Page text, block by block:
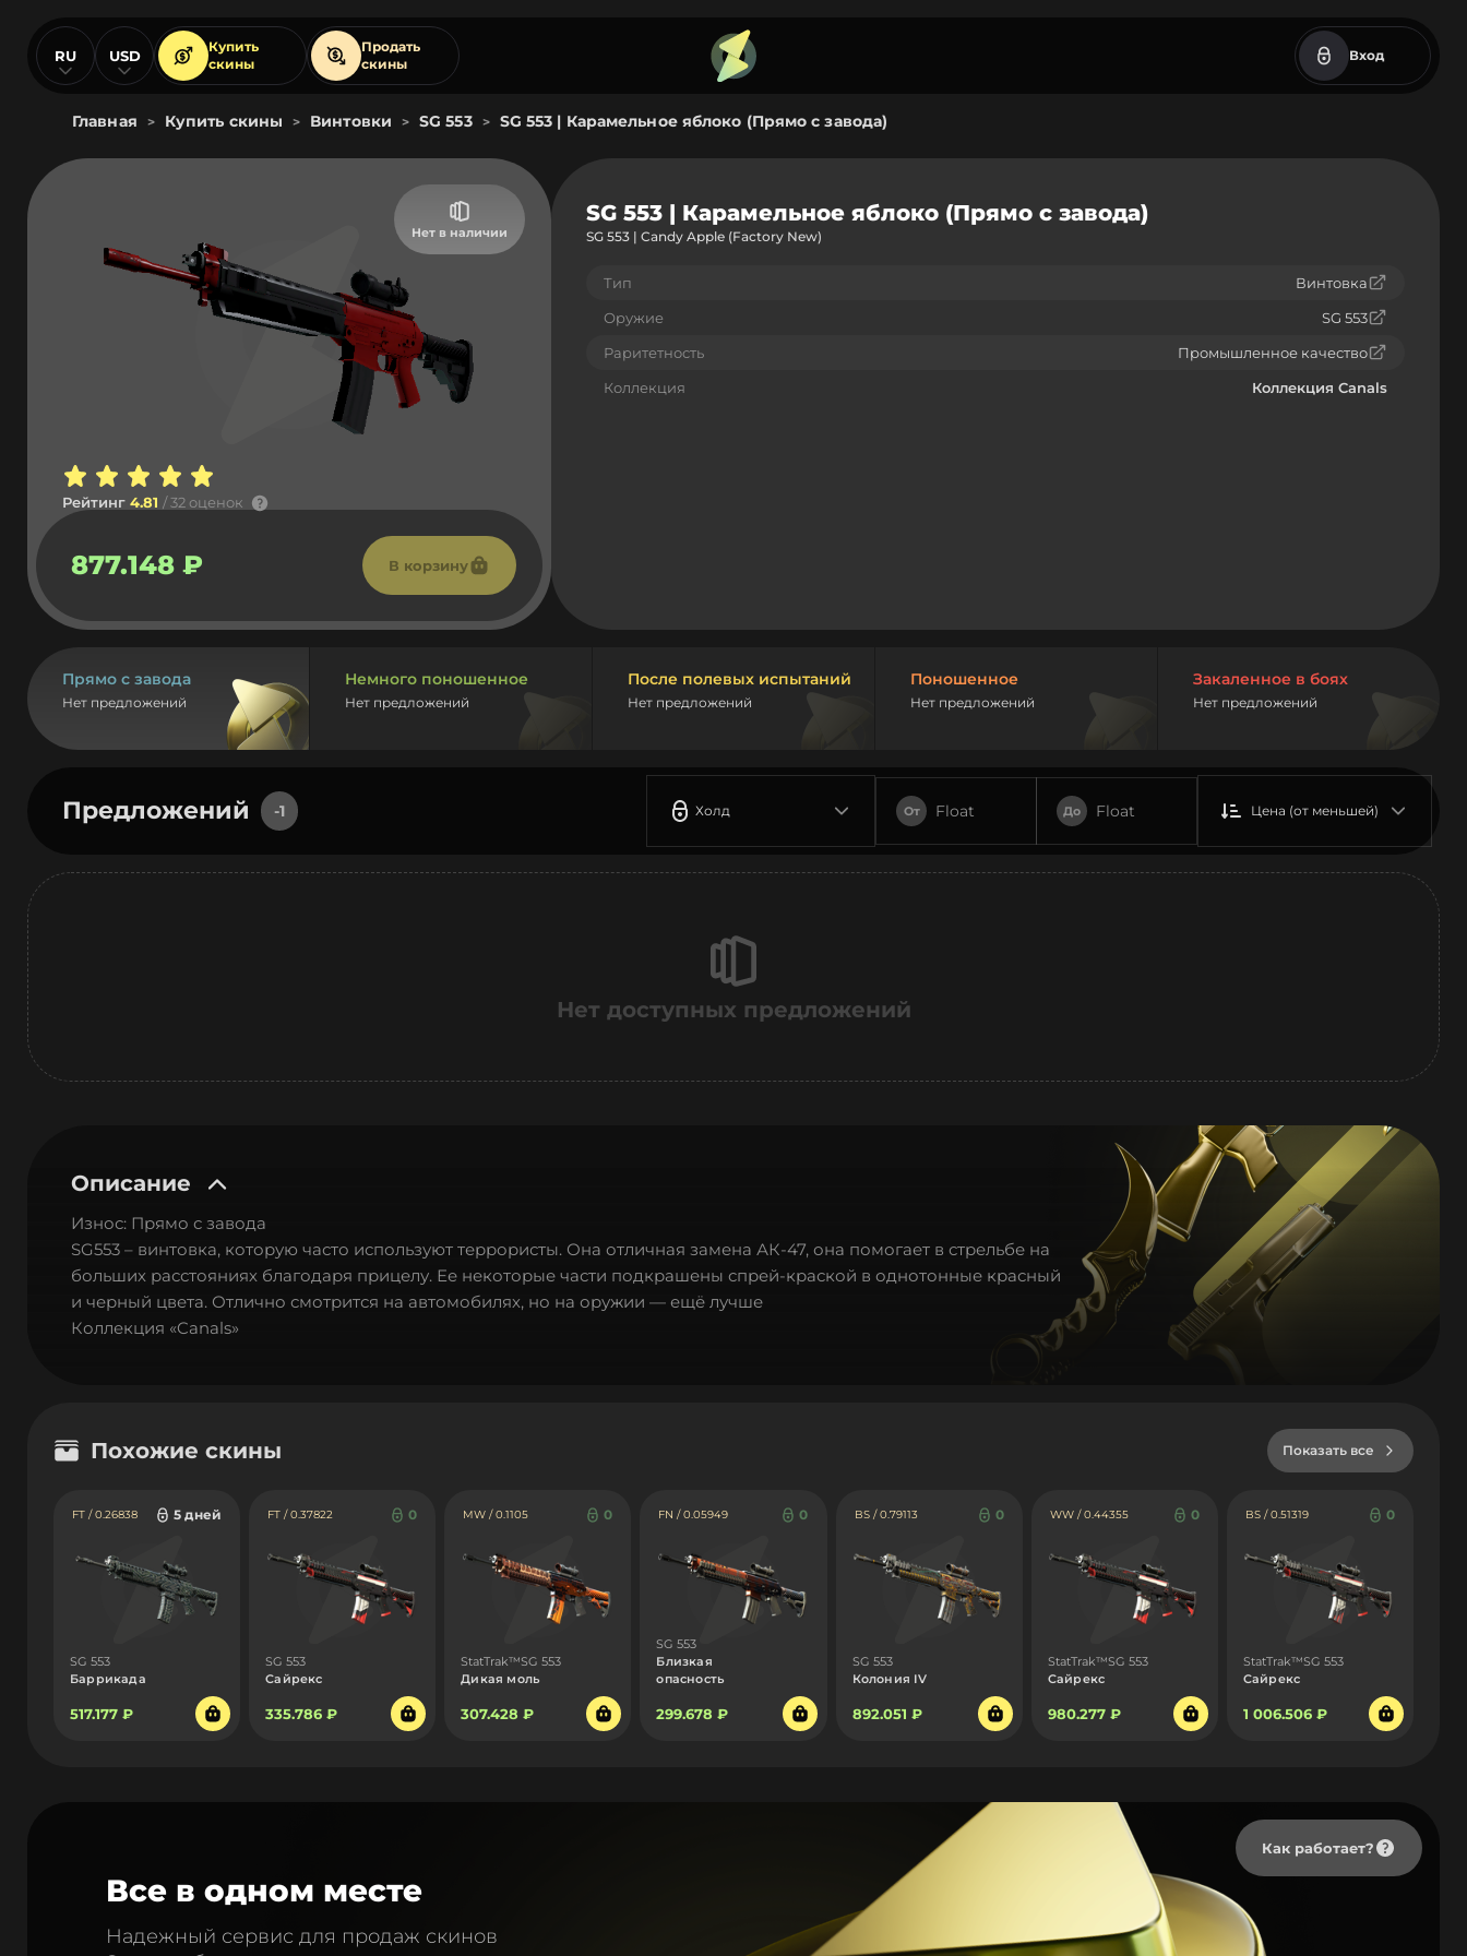
RU USD
Купить
скины
Продать
скины
Вход
Главная > Купить скины > Винтовки > SG 553 > SG 553 | Карамельное яблоко (Прямо с завода)
Нет в наличии
Рейтинг 4.81 / 32 оценок
877.148 ₽ В корзину
SG 553 | Карамельное яблоко (Прямо с завода)
SG 553 | Candy Apple (Factory New)
Тип
Винтовка
Оружие
SG 553
Раритетность
Промышленное качество
Коллекция
Коллекция Canals
Прямо с завода
Нет предложений
Немного поношенное
Нет предложений
После полевых испытаний
Нет предложений
Поношенное
Нет предложений
Закаленное в боях
Нет предложений
Предложений -1 Холд От Float До Float Цена (от меньшей)
Нет доступных предложений
Описание
Износ: Прямо с завода
SG553 – винтовка, которую часто используют террористы. Она отличная замена АК-47, она помогает в стрельбе на
больших расстояниях благодаря прицелу. Ее некоторые части подкрашены спрей-краской в однотонные красный
и черный цвета. Отлично смотрится на автомобилях, но на оружии — ещё лучше
Коллекция «Canals»
Похожие скины Показать все
FT / 0.26838 5 дней
SG 553
Баррикада
517.177 ₽
FT / 0.37822 0
SG 553
Сайрекс
335.786 ₽
MW / 0.1105 0
StatTrak™SG 553
Дикая моль
307.428 ₽
FN / 0.05949 0
SG 553
Близкая
опасность
299.678 ₽
BS / 0.79113 0
SG 553
Колония IV
892.051 ₽
WW / 0.44355 0
StatTrak™SG 553
Сайрекс
980.277 ₽
BS / 0.51319 0
StatTrak™SG 553
Сайрекс
1 006.506 ₽
Все в одном месте
Надежный сервис для продаж скинов
Как работает?